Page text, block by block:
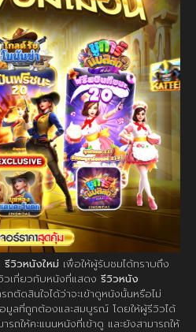
รีวิวหนังใหม่ เพื่อให้ผู้รับชมได้ทราบถึง
วเกี่ยวกับหนังที่แสดง รีวิวหนัง
ถตัดสินใจได้ว่าจะเข้าดูหนังนั้นหรือไม่
มูลที่ถูกต้องและสมบูรณ์ โดยให้ผู้รีวิวได้
ถให้คะแนนหนังที่เข้าดู และยังสามารถให้